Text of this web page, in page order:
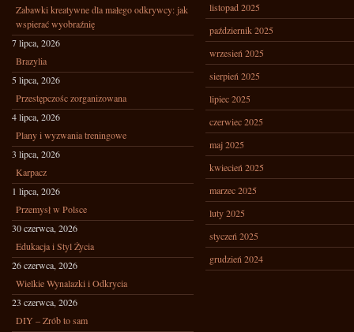
Zabawki kreatywne dla małego odkrywcy: jak
wspierać wyobraźnię
7 lipca, 2026
Brazylia
5 lipca, 2026
Przestępczośc zorganizowana
4 lipca, 2026
Plany i wyzwania treningowe
3 lipca, 2026
Karpacz
1 lipca, 2026
Przemysł w Polsce
30 czerwca, 2026
Edukacja i Styl Życia
26 czerwca, 2026
Wielkie Wynalazki i Odkrycia
23 czerwca, 2026
DIY – Zrób to sam
listopad 2025
październik 2025
wrzesień 2025
sierpień 2025
lipiec 2025
czerwiec 2025
maj 2025
kwiecień 2025
marzec 2025
luty 2025
styczeń 2025
grudzień 2024